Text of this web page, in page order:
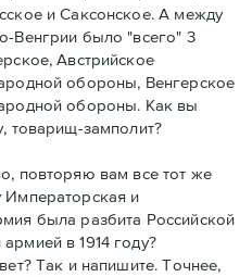
и Саксонское. А между
Венгрии было "всего" 3
Австрийское
обороны, Венгерское
обороны. Как вы
товарищ-замполит?
повторяю вам все тот же
и
была разбита Российской
в 1914 году?
Так и напишите. Точнее,